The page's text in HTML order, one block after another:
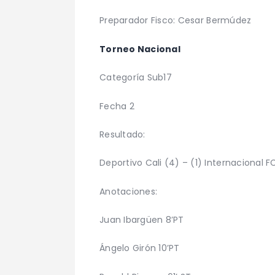
Preparador Fisco: Cesar Bermúdez
Torneo Nacional
Categoría Sub17
Fecha 2
Resultado:
Deportivo Cali (4) – (1) Internacional
Anotaciones:
Juan Ibargüen 8’PT
Ángelo Girón 10’PT